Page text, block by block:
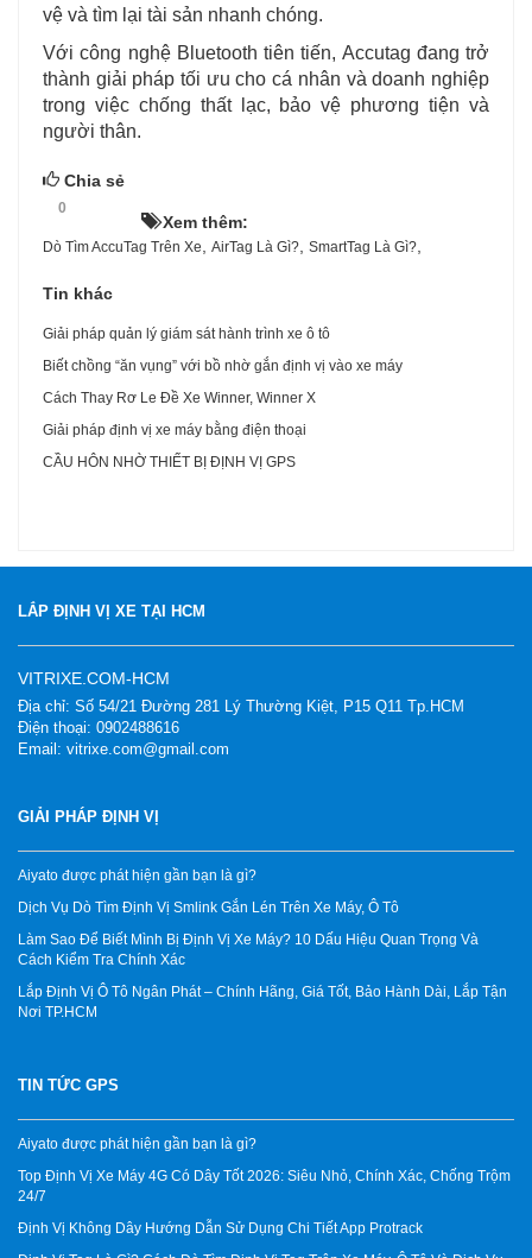
vệ và tìm lại tài sản nhanh chóng.
Với công nghệ Bluetooth tiên tiến, Accutag đang trở
thành giải pháp tối ưu cho cá nhân và doanh nghiệp
trong việc chống thất lạc, bảo vệ phương tiện và
người thân.
Chia sẻ
0
Xem thêm:
Dò Tìm AccuTag Trên Xe AirTag Là Gì? SmartTag Là Gì?
Tin khác
Giải pháp quản lý giám sát hành trình xe ô tô
Biết chồng “ăn vụng” với bồ nhờ gắn định vị vào xe máy
Cách Thay Rơ Le Đề Xe Winner, Winner X
Giải pháp định vị xe máy bằng điện thoại
CẦU HÔN NHỜ THIẾT BỊ ĐỊNH VỊ GPS
LẮP ĐỊNH VỊ XE TẠI HCM
VITRIXE.COM-HCM
Địa chỉ: Số 54/21 Đường 281 Lý Thường Kiệt, P15 Q11 Tp.HCM
Điện thoại: 0902488616
Email: vitrixe.com@gmail.com
GIẢI PHÁP ĐỊNH VỊ
Aiyato được phát hiện gần bạn là gì?
Dịch Vụ Dò Tìm Định Vị Smlink Gắn Lén Trên Xe Máy, Ô Tô
Làm Sao Để Biết Mình Bị Định Vị Xe Máy? 10 Dấu Hiệu Quan Trọng Và
Cách Kiểm Tra Chính Xác
Lắp Định Vị Ô Tô Ngân Phát – Chính Hãng, Giá Tốt, Bảo Hành Dài, Lắp Tận
Nơi TP.HCM
TIN TỨC GPS
Aiyato được phát hiện gần bạn là gì?
Top Định Vị Xe Máy 4G Có Dây Tốt 2026: Siêu Nhỏ, Chính Xác, Chống Trộm
24/7
Định Vị Không Dây Hướng Dẫn Sử Dụng Chi Tiết App Protrack